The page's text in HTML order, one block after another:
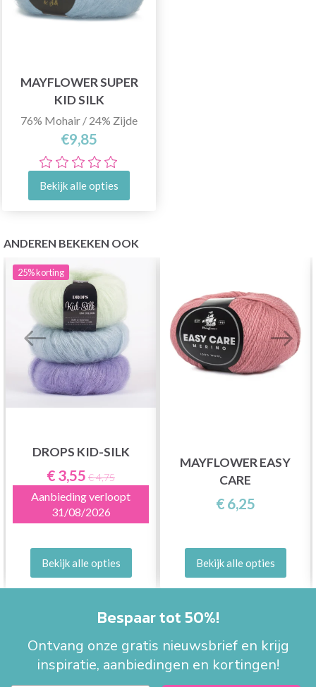
MAYFLOWER SUPER
KID SILK
76% Mohair / 24% Zijde
€9,85
Bekijk alle opties
ANDEREN BEKEKEN OOK
25%korting
DROPS KID-SILK
€ 3,55 € 4,75
Aanbieding verloopt
31/08/2026
Bekijk alle opties
MAYFLOWER EASY
CARE
€ 6,25
Bekijk alle opties
Bespaar tot 50%!
Ontvang onze gratis nieuwsbrief en krijg
inspiratie, aanbiedingen en kortingen!